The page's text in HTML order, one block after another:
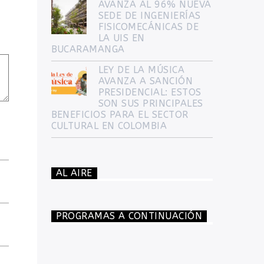
AVANZA AL 96% NUEVA
SEDE DE INGENIERÍAS
FISICOMECÁNICAS DE
LA UIS EN
BUCARAMANGA
LEY DE LA MÚSICA
AVANZA A SANCIÓN
PRESIDENCIAL: ESTOS
SON SUS PRINCIPALES
BENEFICIOS PARA EL SECTOR
CULTURAL EN COLOMBIA
AL AIRE
PROGRAMAS A CONTINUACIÓN